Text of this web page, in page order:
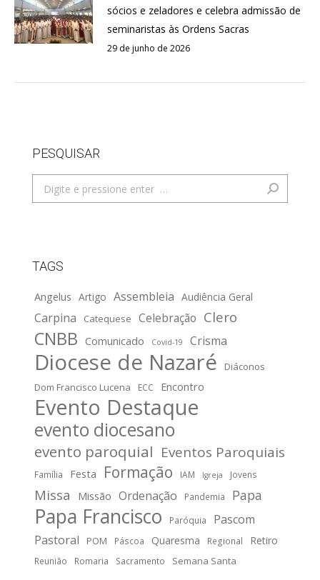
sócios e zeladores e celebra admissão de
seminaristas às Ordens Sacras
29 de junho de 2026
PESQUISAR
Search:
TAGS
Angelus Artigo Assembleia Audiência Geral
Carpina Catequese Celebração Clero
CNBB Comunicado Covid-19 Crisma
Diocese de Nazaré
Diáconos
Dom Francisco Lucena
ECC Encontro
Evento Destaque
evento diocesano
evento paroquial Eventos Paroquiais
Família Festa Formação IAM Igreja Jovens
Missa Missão Ordenação Pandemia Papa
Papa Francisco Paróquia
Pascom
Pastoral
POM Páscoa Quaresma Regional Retiro
Reunião Romaria Sacramento Semana Santa